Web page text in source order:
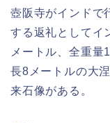
壺阪寺がインドで
する返礼としてイ
メートル、全重量
長8メートルの大
来石像がある。